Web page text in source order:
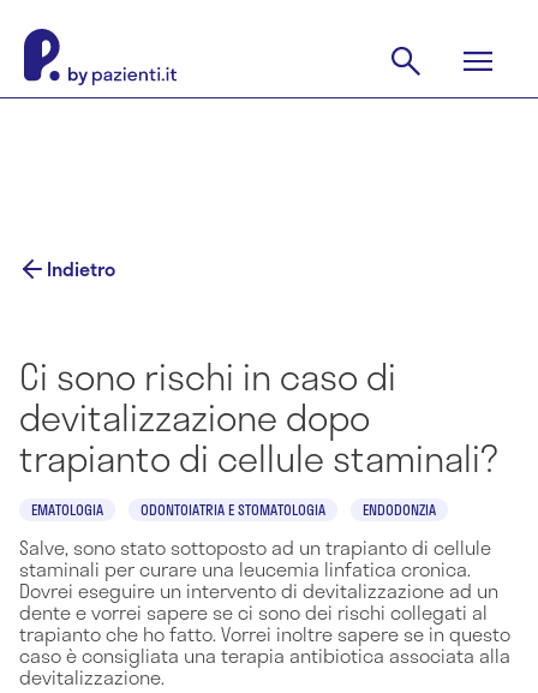
Indietro
Ci sono rischi in caso di
devitalizzazione dopo
trapianto di cellule staminali?
EMATOLOGIA ODONTOIATRIA E STOMATOLOGIA ENDODONZIA
Salve, sono stato sottoposto ad un trapianto di cellule
staminali per curare una leucemia linfatica cronica.
Dovrei eseguire un intervento di devitalizzazione ad un
dente e vorrei sapere se ci sono dei rischi collegati al
trapianto che ho fatto. Vorrei inoltre sapere se in questo
caso è consigliata una terapia antibiotica associata alla
devitalizzazione.